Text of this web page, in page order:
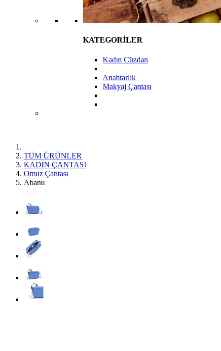
KATEGORİLER
Kadın Cüzdan
Anahtarlık
Makyaj Çantası
TÜM ÜRÜNLER
KADIN ÇANTASI
Omuz Çantası
Abanu